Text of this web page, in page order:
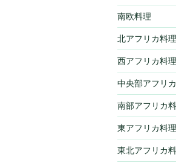
南欧料理
北アフリカ料理
西アフリカ料理
中央部アフリ
南部アフリカ
東アフリカ料理
東北アフリカ